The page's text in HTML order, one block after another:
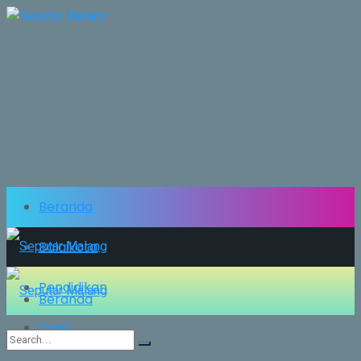
Beranda
Balaikota
Pendidikan
Opini
Beranda
Balaikota